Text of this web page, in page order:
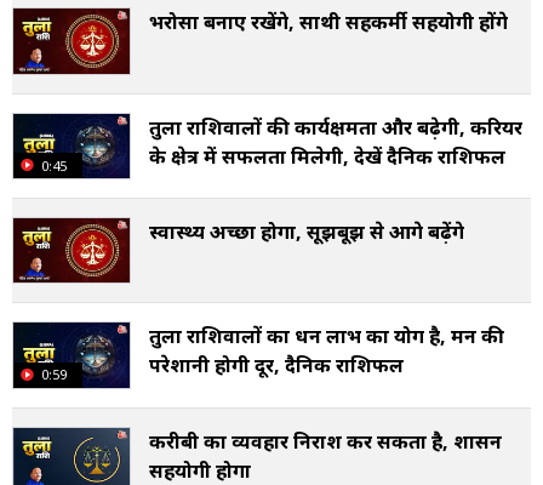
भरोसा बनाए रखेंगे, साथी सहकर्मी सहयोगी होंगे
0:45
तुला राशिवालों की कार्यक्षमता और बढ़ेगी, करियर
के क्षेत्र में सफलता मिलेगी, देखें दैनिक राशिफल
स्वास्थ्य अच्छा होगा, सूझबूझ से आगे बढ़ेंगे
0:59
तुला राशिवालों का धन लाभ का योग है, मन की
परेशानी होगी दूर, दैनिक राशिफल
करीबी का व्यवहार निराश कर सकता है, प्रशासन
सहयोगी होगा